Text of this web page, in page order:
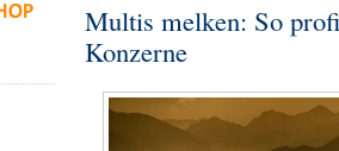
Multis melken: So
Konzerne